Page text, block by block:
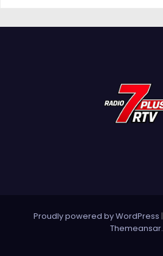
Proudly powered by WordPress |
Themeansar.